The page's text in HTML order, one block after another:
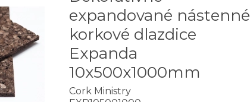
expandované nástenné
korkové dlazdice
Expanda
10x500x1000mm
Cork Ministry